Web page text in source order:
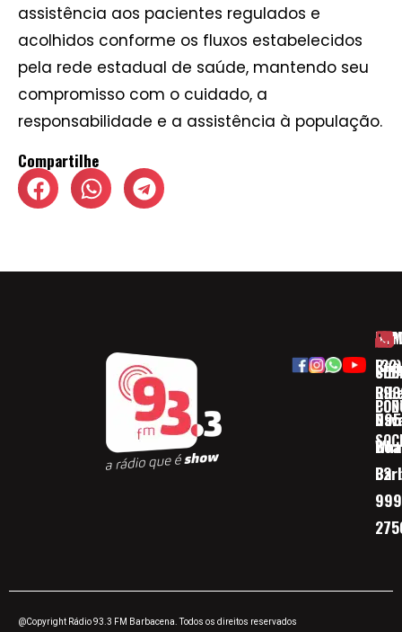
assistência aos pacientes regulados e
acolhidos conforme os fluxos estabelecidos
pela rede estadual de saúde, mantendo seu
compromisso com o cuidado, a
responsabilidade e a assistência à população.
Compartilhe
(32)
32
@Copyright Rádio 93.3 FM Barbacena. Todos os direitos reservados